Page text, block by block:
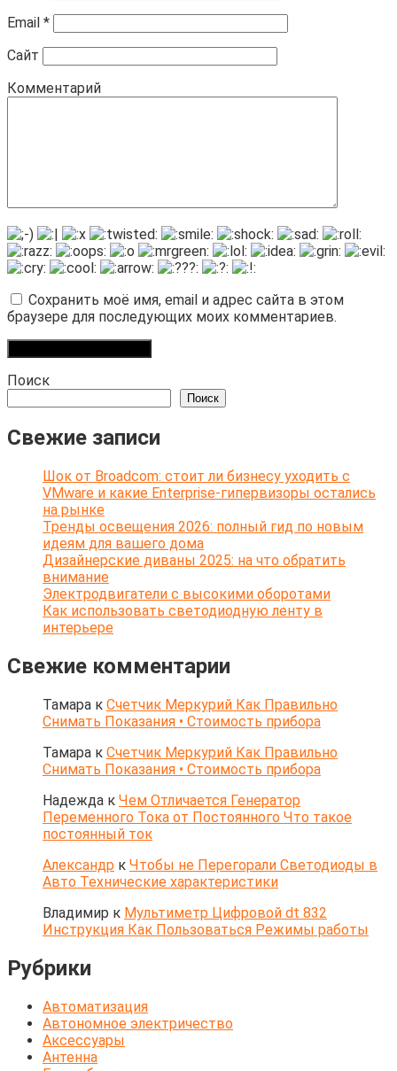
Email *
Сайт
Комментарий
Сохранить моё имя, email и адрес сайта в этом
браузере для последующих моих комментариев.
Поиск
Поиск
Свежие записи
Шок от Broadcom: стоит ли бизнесу уходить с
VMware и какие Enterprise-гипервизоры остались
на рынке
Тренды освещения 2026: полный гид по новым
идеям для вашего дома
Дизайнерские диваны 2025: на что обратить
внимание
Электродвигатели с высокими оборотами
Как использовать светодиодную ленту в
интерьере
Свежие комментарии
Тамара к Счетчик Меркурий Как Правильно
Снимать Показания • Стоимость прибора
Тамара к Счетчик Меркурий Как Правильно
Снимать Показания • Стоимость прибора
Надежда к Чем Отличается Генератор
Переменного Тока от Постоянного Что такое
постоянный ток
Александр к Чтобы не Перегорали Светодиоды в
Авто Технические характеристики
Владимир к Мультиметр Цифровой dt 832
Инструкция Как Пользоваться Режимы работы
Рубрики
Автоматизация
Автономное электричество
Аксессуары
Антенна